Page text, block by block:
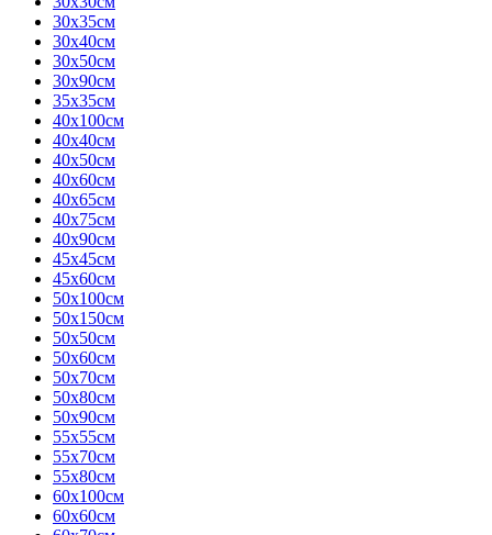
30х35см
30х40см
30х50см
30х90см
35х35см
40х100см
40х40см
40х50см
40х60см
40х65см
40х75см
40х90см
45х45см
45х60см
50х100см
50х150см
50х50см
50х60см
50х70см
50х80см
50х90см
55х55см
55х70см
55х80см
60х100см
60х60см